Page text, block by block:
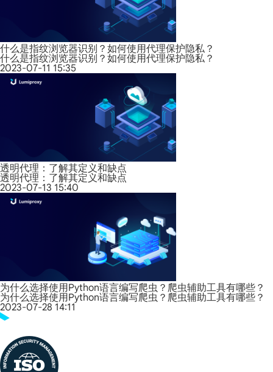
什么是指纹浏览器识别？如何使用代理保护隐私？
什么是指纹浏览器识别？如何使用代理保护隐私？
2023-07-11 15:35
透明代理：了解其定义和缺点
透明代理：了解其定义和缺点
2023-07-13 15:40
为什么选择使用Python语言编写爬虫？爬虫辅助工具有哪些？
为什么选择使用Python语言编写爬虫？爬虫辅助工具有哪些？
2023-07-28 14:11